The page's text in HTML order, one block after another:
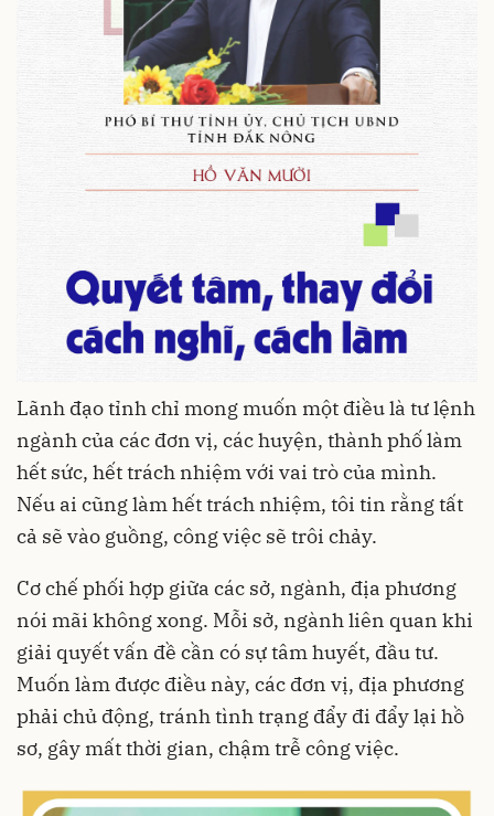
Lãnh đạo tỉnh chỉ mong muốn một điều là tư lệnh
ngành của các đơn vị, các huyện, thành phố làm
hết sức, hết trách nhiệm với vai trò của mình.
Nếu ai cũng làm hết trách nhiệm, tôi tin rằng tất
cả sẽ vào guồng, công việc sẽ trôi chảy.
Cơ chế phối hợp giữa các sở, ngành, địa phương
nói mãi không xong. Mỗi sở, ngành liên quan khi
giải quyết vấn đề cần có sự tâm huyết, đầu tư.
Muốn làm được điều này, các đơn vị, địa phương
phải chủ động, tránh tình trạng đẩy đi đẩy lại hồ
sơ, gây mất thời gian, chậm trễ công việc.